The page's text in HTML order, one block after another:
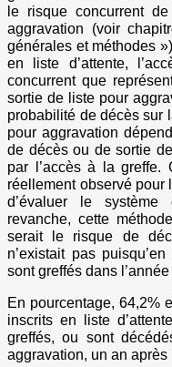
le risque concurrent
aggravation (voir
générales et méthodes
en liste d’attente,
concurrent que
sortie de liste pour
probabilité de décès sur
pour aggravation
de décès ou de sortie
par l’accès à la greffe.
réellement observé pour
d’évaluer le
revanche, cette
serait le risque de
n’existait pas
sont greffés dans
En pourcentage, 64,2%
inscrits en liste
greffés, ou sont
aggravation, un an